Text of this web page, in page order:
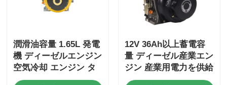
潤滑油容量 1.65L 発電
機 ディーゼルエンジン
空気冷却 エンジン タ
イプ 定位電源 6KW 重
12V 36Ah以上蓄電容
量 ディーゼル産業エン
ジン 産業用電力を供給
する全体的な寸法